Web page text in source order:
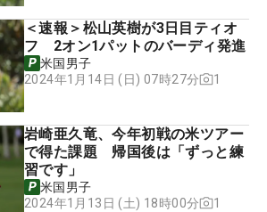
＜速報＞松山英樹が3日目ティオ
フ 2オン1パットのバーディ発進
米国男子
2024年1月14日 (日) 07時27分
1
岩崎亜久竜、今年初戦の米ツアー
で得た課題 帰国後は「ずっと練
習です」
米国男子
2024年1月13日 (土) 18時00分
1